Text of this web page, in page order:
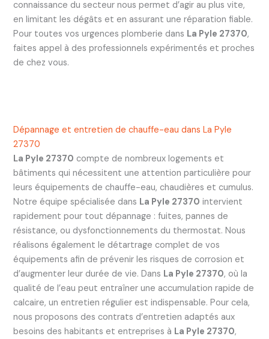
connaissance du secteur nous permet d’agir au plus vite,
en limitant les dégâts et en assurant une réparation fiable.
Pour toutes vos urgences plomberie dans La Pyle 27370,
faites appel à des professionnels expérimentés et proches
de chez vous.
Dépannage et entretien de chauffe-eau dans La Pyle
27370
La Pyle 27370 compte de nombreux logements et
bâtiments qui nécessitent une attention particulière pour
leurs équipements de chauffe-eau, chaudières et cumulus.
Notre équipe spécialisée dans La Pyle 27370 intervient
rapidement pour tout dépannage : fuites, pannes de
résistance, ou dysfonctionnements du thermostat. Nous
réalisons également le détartrage complet de vos
équipements afin de prévenir les risques de corrosion et
d’augmenter leur durée de vie. Dans La Pyle 27370, où la
qualité de l’eau peut entraîner une accumulation rapide de
calcaire, un entretien régulier est indispensable. Pour cela,
nous proposons des contrats d’entretien adaptés aux
besoins des habitants et entreprises à La Pyle 27370,